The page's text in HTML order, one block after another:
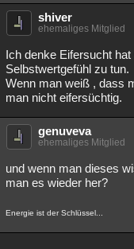
shiver
ehemaliges Mitglied
Ich denke Eifersucht
Selbstwertgefühl zu tun.
Wenn man weiß , dass
man nicht eifersüchtig.
genuveva
ehemaliges Mitglied
und wenn man dieses
man es wieder her?
Energie ist der Schlüssel...